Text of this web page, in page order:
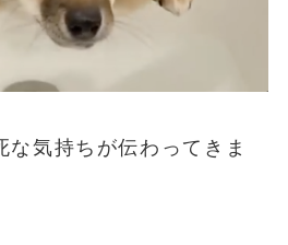
な気持ちが伝わってきま